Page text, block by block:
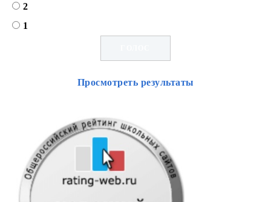
2
1
Просмотреть результаты